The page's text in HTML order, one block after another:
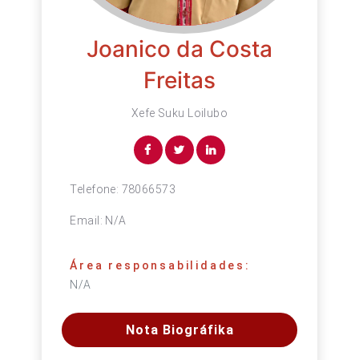
Joanico da Costa
Freitas
Xefe Suku Loilubo
Telefone: 78066573
Email: N/A
Área responsabilidades:
N/A
Nota Biográfika